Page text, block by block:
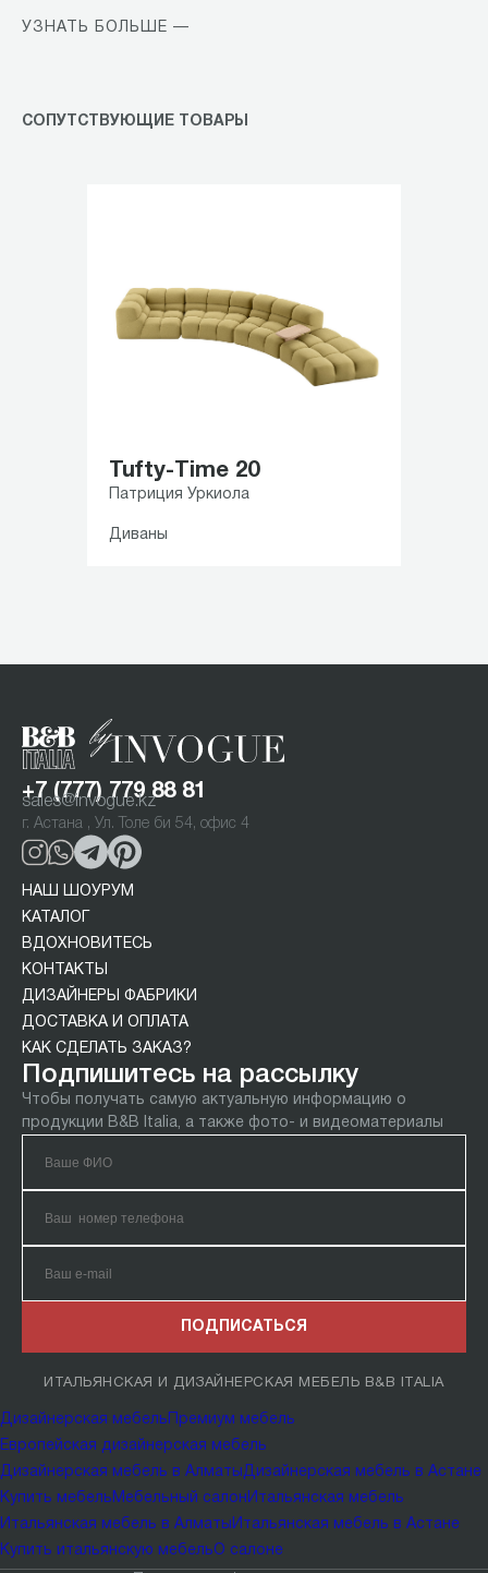
УЗНАТЬ БОЛЬШЕ —
СОПУТСТВУЮЩИЕ ТОВАРЫ
Tufty-Time 20
Патриция Уркиола
Диваны
+7 (777) 779 88 81
sales@invogue.kz
г. Астана , Ул. Толе би 54, офис 4
НАШ ШОУРУМ
КАТАЛОГ
ВДОХНОВИТЕСЬ
КОНТАКТЫ
ДИЗАЙНЕРЫ ФАБРИКИ
ДОСТАВКА И ОПЛАТА
КАК СДЕЛАТЬ ЗАКАЗ?
Подпишитесь на рассылку
Чтобы получать самую актуальную информацию о
продукции B&B Italia, а также фото- и видеоматериалы
ПОДПИСАТЬСЯ
ИТАЛЬЯНСКАЯ И ДИЗАЙНЕРСКАЯ МЕБЕЛЬ B&B ITALIA
Дизайнерская мебель Премиум мебель
Европейская дизайнерская мебель
Дизайнерская мебель в Алматы Дизайнерская мебель в Астане
Купить мебель Мебельный салон Итальянская мебель
Итальянская мебель в Алматы Итальянская мебель в Астане
Купить итальянскую мебельО салоне